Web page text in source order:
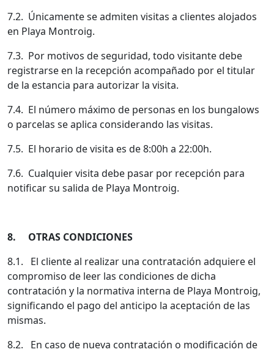
7.2. Únicamente se admiten visitas a clientes alojados
en Playa Montroig.
7.3. Por motivos de seguridad, todo visitante debe
registrarse en la recepción acompañado por el titular
de la estancia para autorizar la visita.
7.4. El número máximo de personas en los bungalows
o parcelas se aplica considerando las visitas.
7.5. El horario de visita es de 8:00h a 22:00h.
7.6. Cualquier visita debe pasar por recepción para
notificar su salida de Playa Montroig.
8. OTRAS CONDICIONES
8.1. El cliente al realizar una contratación adquiere el
compromiso de leer las condiciones de dicha
contratación y la normativa interna de Playa Montroig,
significando el pago del anticipo la aceptación de las
mismas.
8.2. En caso de nueva contratación o modificación de